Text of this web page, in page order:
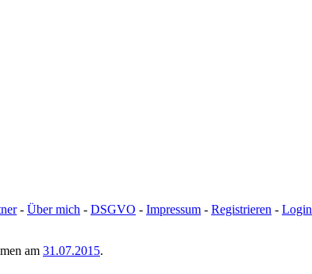
- Über mich - DSGVO - Impressum - Registrieren - Login
am 31.07.2015.